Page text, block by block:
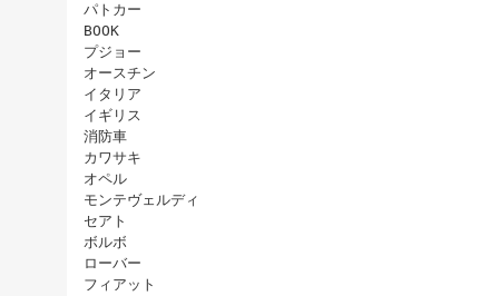
パトカー
BOOK
プジョー
オースチン
イタリア
イギリス
消防車
カワサキ
オペル
モンテヴェルディ
セアト
ボルボ
ローバー
フィアット